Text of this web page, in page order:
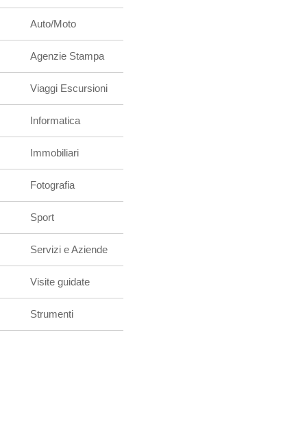
Auto/Moto
Agenzie Stampa
Viaggi Escursioni
Informatica
Immobiliari
Fotografia
Sport
Servizi e Aziende
Visite guidate
Strumenti